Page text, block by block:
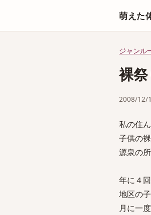
萌えた
ジャンル
裸祭
2008/12/
私の住
子供の
源泉の
年に４
地区の
月に一